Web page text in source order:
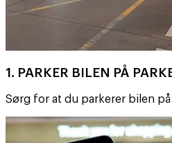
1. PARKER BILEN PÅ
Sørg for at du parkerer bilen